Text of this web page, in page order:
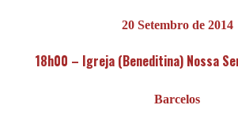
20 Setembro de 2014
18h00 – Igreja (Beneditina) Nossa
Barcelos